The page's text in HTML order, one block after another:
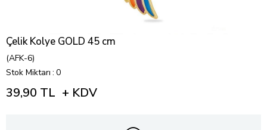
Çelik Kolye GOLD 45 cm
(AFK-6)
Stok Miktarı : 0
39,90 TL + KDV